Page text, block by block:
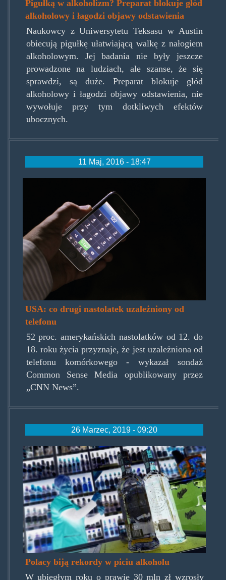
Pigułką w alkoholizm? Preparat blokuje głód
alkoholowy i łagodzi objawy odstawienia
Naukowcy z Uniwersytetu Teksasu w Austin
obiecują pigułkę ułatwiającą walkę z nałogiem
alkoholowym. Jej badania nie były jeszcze
prowadzone na ludziach, ale szanse, że się
sprawdzi, są duże. Preparat blokuje głód
alkoholowy i łagodzi objawy odstawienia, nie
wywołuje przy tym dotkliwych efektów
ubocznych.
11 Maj, 2016 - 18:47
phoneaddiction.jpg
USA: co drugi nastolatek uzależniony od
telefonu
52 proc. amerykańskich nastolatków od 12. do
18. roku życia przyznaje, że jest uzależniona od
telefonu komórkowego - wykazał sondaż
Common Sense Media opublikowany przez
„CNN News”.
26 Marzec, 2019 - 09:20
alkosklep.jpg
Polacy biją rekordy w piciu alkoholu
W ubiegłym roku o prawie 30 mln zł wzrosły